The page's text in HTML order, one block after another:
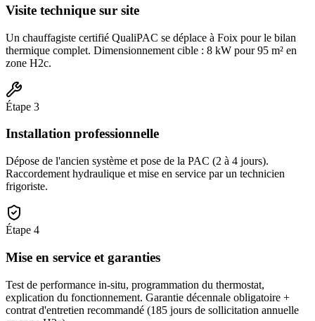
Visite technique sur site
Un chauffagiste certifié QualiPAC se déplace à Foix pour le bilan
thermique complet. Dimensionnement cible : 8 kW pour 95 m² en
zone H2c.
Étape 3
Installation professionnelle
Dépose de l'ancien système et pose de la PAC (2 à 4 jours).
Raccordement hydraulique et mise en service par un technicien
frigoriste.
Étape 4
Mise en service et garanties
Test de performance in-situ, programmation du thermostat,
explication du fonctionnement. Garantie décennale obligatoire +
contrat d'entretien recommandé (185 jours de sollicitation annuelle